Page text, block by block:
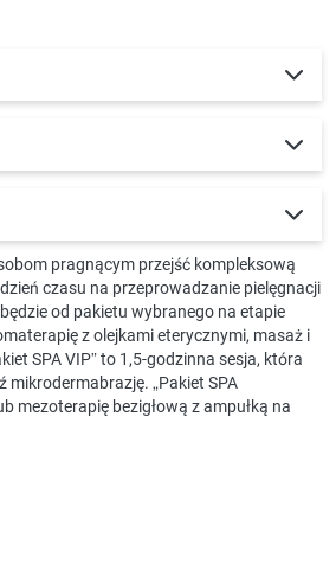
pragnącym przejść kompleksową
czasu na przeprowadzanie pielęgnacji
od pakietu wybranego na etapie
z olejkami eterycznymi, masaż i
SPA VIP” to 1,5-godzinna sesja, która
„Pakiet SPA
mezoterapię bezigłową z ampułką na